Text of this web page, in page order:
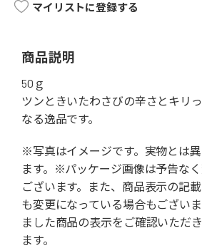
マイリストに登録する
商品説明
50ｇ
ツンときいたわさびの辛さとキリ
なる逸品です。
※写真はイメージです。実物とは
ます。※パッケージ画像は予告な
ございます。また、商品表示の記
も変更になっている場合もござい
ました商品の表示をご確認いただ
ます。